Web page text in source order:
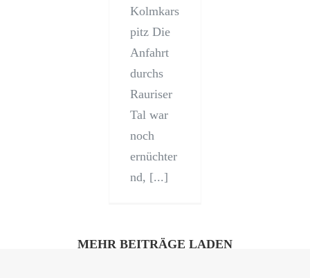
Kolmkars
pitz Die
Anfahrt
durchs
Rauriser
Tal war
noch
ernüchter
nd, [...]
MEHR BEITRÄGE LADEN